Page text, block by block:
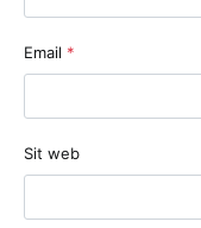
Email *
Sit web